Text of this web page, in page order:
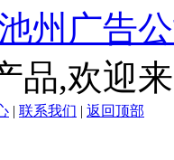
州广告
品,欢迎
| 联系我们 | 返回顶部